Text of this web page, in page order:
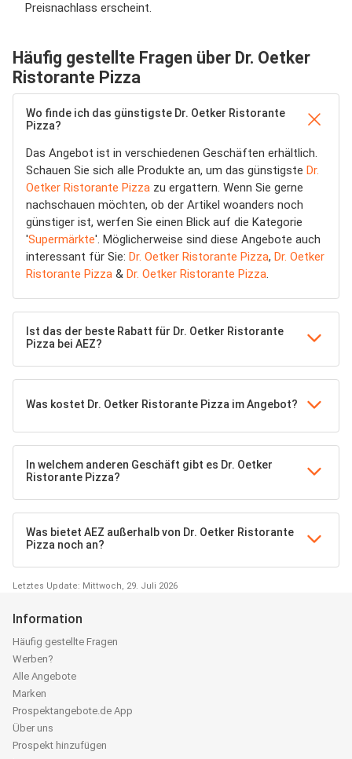
Preisnachlass erscheint.
Häufig gestellte Fragen über Dr. Oetker
Ristorante Pizza
Wo finde ich das günstigste Dr. Oetker Ristorante
Pizza?
Das Angebot ist in verschiedenen Geschäften erhältlich.
Schauen Sie sich alle Produkte an, um das günstigste Dr.
Oetker Ristorante Pizza zu ergattern. Wenn Sie gerne
nachschauen möchten, ob der Artikel woanders noch
günstiger ist, werfen Sie einen Blick auf die Kategorie
'Supermärkte'. Möglicherweise sind diese Angebote auch
interessant für Sie: Dr. Oetker Ristorante Pizza, Dr. Oetker
Ristorante Pizza & Dr. Oetker Ristorante Pizza.
Ist das der beste Rabatt für Dr. Oetker Ristorante
Pizza bei AEZ?
Was kostet Dr. Oetker Ristorante Pizza im Angebot?
In welchem anderen Geschäft gibt es Dr. Oetker
Ristorante Pizza?
Was bietet AEZ außerhalb von Dr. Oetker Ristorante
Pizza noch an?
Letztes Update: Mittwoch, 29. Juli 2026
Information
Häufig gestellte Fragen
Werben?
Alle Angebote
Marken
Prospektangebote.de App
Über uns
Prospekt hinzufügen